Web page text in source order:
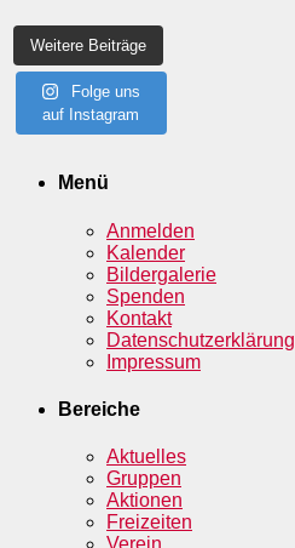
Weitere Beiträge
Folge uns
auf Instagram
Menü
Anmelden
Kalender
Bildergalerie
Spenden
Kontakt
Datenschutzerklärung
Impressum
Bereiche
Aktuelles
Gruppen
Aktionen
Freizeiten